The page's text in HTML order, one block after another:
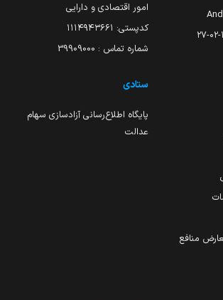
امور اقتصادی و دارایی
کدپستی: ۱۱۱۴۹۴۳۶۶۱
شماره تماس : 39909000
منافع
ستادی
پایگاه اطلاع‌رسانی آزادسازی سهام
عدالت